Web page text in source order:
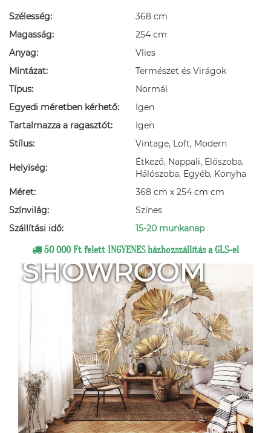
Szélesség:
368 cm
Magasság:
254 cm
Anyag:
Vlies
Mintázat:
Természet és Virágok
Típus:
Normál
Egyedi méretben kérhető:
Igen
Tartalmazza a ragasztót:
Igen
Stílus:
Vintage, Loft, Modern
Helyiség:
Étkező, Nappali, Előszoba,
Hálószoba, Egyéb, Konyha
Méret:
368 cm x 254 cm cm
Színvilág:
Színes
Szállítási idő:
15-20 munkanap
50 000 Ft felett INGYENES házhozszállítás a GLS-el
SHOWROOM